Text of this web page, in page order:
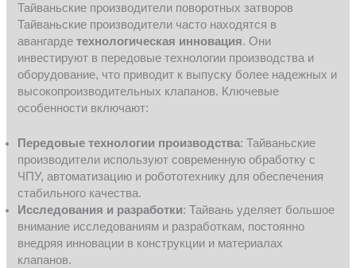
Тайваньские производители поворотных затворов
Тайваньские производители часто находятся в
авангардетехнологическая инновация. Они
инвестируют в передовые технологии производства и
оборудование, что приводит к выпуску более надежных и
высокопроизводительных клапанов. Ключевые
особенности включают:
Передовые технологии производства: Тайваньские
производители используют современную обработку с
ЧПУ, автоматизацию и робототехнику для обеспечения
стабильного качества.
Исследования и разработки: Тайвань уделяет большое
внимание исследованиям и разработкам, постоянно
внедряя инновации в конструкции и материалах
клапанов.